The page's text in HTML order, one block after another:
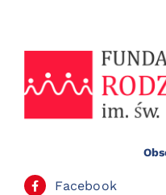
Facebook